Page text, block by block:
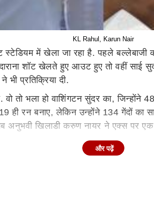
KL Rahul, Karun Nair
स्टेडियम में खेला जा रहा है. पहले
शॉट खेलते हुए आउट हुए तो वहीं
प्रतिक्रिया दी.
वो तो भला हो वाशिंगटन सुंदर का,
रन बनाए, लेकिन उन्होंने 134 गेंदों का
अनुभवी खिलाडी करुण नायर ने एक्स पर
'कुछ हालात ऐसे होते हैं जिन्हें आप दिल
और पढ़ें